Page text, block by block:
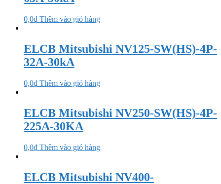
0,0₫ Thêm vào giỏ hàng
ELCB Mitsubishi NV125-SW(HS)-4P-
32A-30kA
0,0₫ Thêm vào giỏ hàng
ELCB Mitsubishi NV250-SW(HS)-4P-
225A-30KA
0,0₫ Thêm vào giỏ hàng
ELCB Mitsubishi NV400-